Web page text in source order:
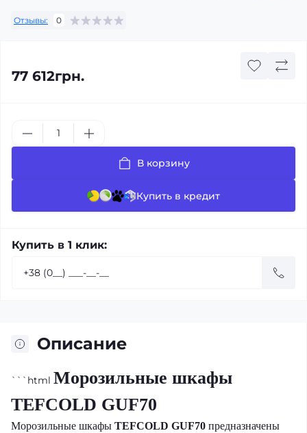
Отзывы: 0
77 612грн.
В корзину
Купить в кредит
Купить в 1 клик:
Описание
```html Морозильные шкафы
TEFCOLD GUF70
Морозильные шкафы TEFCOLD GUF70 предназначены